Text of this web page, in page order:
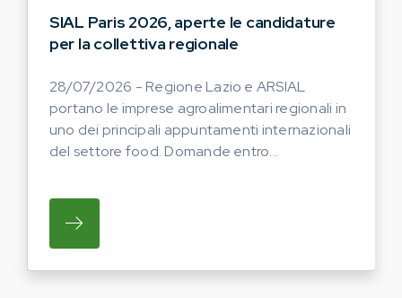
SIAL Paris 2026, aperte le candidature
per la collettiva regionale
28/07/2026 - Regione Lazio e ARSIAL
portano le imprese agroalimentari regionali in
uno dei principali appuntamenti internazionali
del settore food. Domande entro...
SU REGIONE LAZIO E ARSIAL PORTANO